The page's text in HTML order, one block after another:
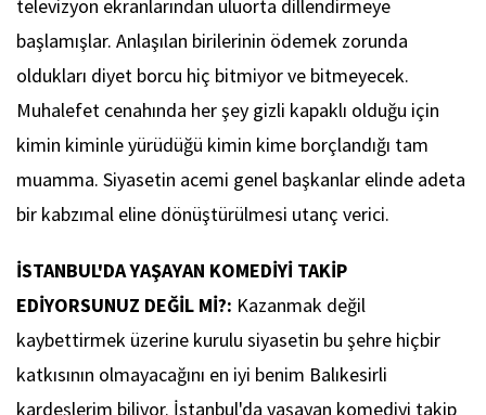
televizyon ekranlarından uluorta dillendirmeye
başlamışlar. Anlaşılan birilerinin ödemek zorunda
oldukları diyet borcu hiç bitmiyor ve bitmeyecek.
Muhalefet cenahında her şey gizli kapaklı olduğu için
kimin kiminle yürüdüğü kimin kime borçlandığı tam
muamma. Siyasetin acemi genel başkanlar elinde adeta
bir kabzımal eline dönüştürülmesi utanç verici.
İSTANBUL'DA YAŞAYAN KOMEDİYİ TAKİP
EDİYORSUNUZ DEĞİL Mİ?: Kazanmak değil
kaybettirmek üzerine kurulu siyasetin bu şehre hiçbir
katkısının olmayacağını en iyi benim Balıkesirli
kardeşlerim biliyor. İstanbul'da yaşayan komediyi takip